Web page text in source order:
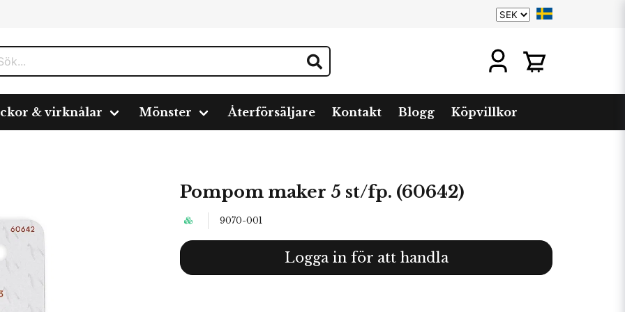
& virknålar Mönster Återförsäljare Kontakt Blogg Köpvillkor
Pompom maker 5 st/fp. (60642)
9070-001
Logga in för att handla